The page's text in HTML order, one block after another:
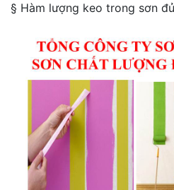
§ Hàm lượng keo trong sơn